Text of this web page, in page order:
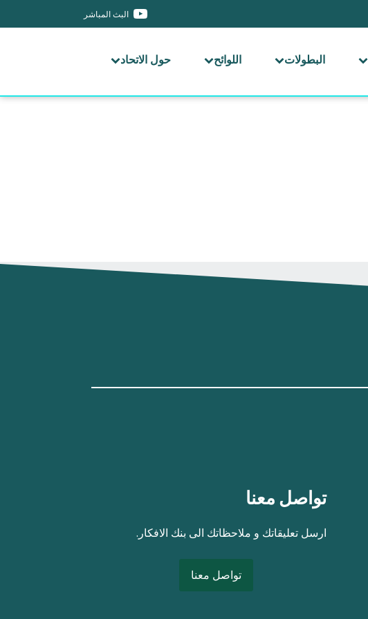
البث المباشر
البطولات اللوائح حول الاتحاد
تواصل معنا
ارسل تعليقاتك و ملاحظاتك الى بنك الافكار.
تواصل معنا